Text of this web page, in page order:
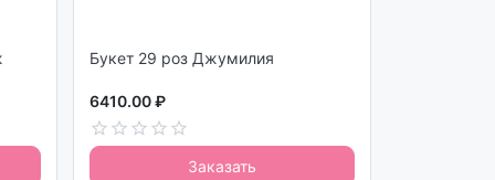
Букет 29 роз Джумилия
6410.00 ₽
Заказать